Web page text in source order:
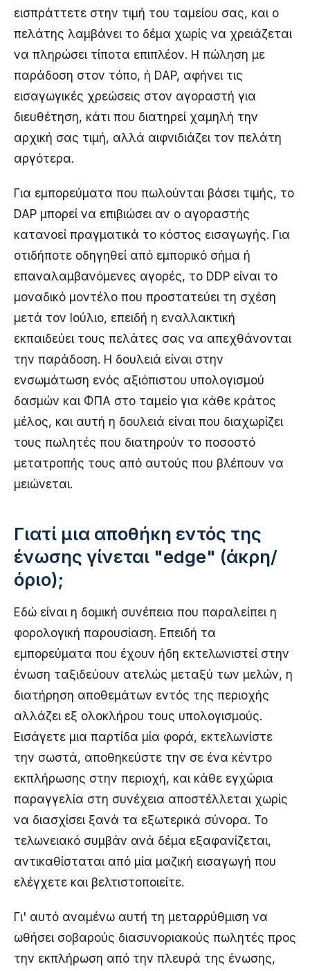
εισπράττετε στην τιμή του ταμείου σας, και ο
πελάτης λαμβάνει το δέμα χωρίς να χρειάζεται
να πληρώσει τίποτα επιπλέον. Η πώληση με
παράδοση στον τόπο, ή DAP, αφήνει τις
εισαγωγικές χρεώσεις στον αγοραστή για
διευθέτηση, κάτι που διατηρεί χαμηλή την
αρχική σας τιμή, αλλά αιφνιδιάζει τον πελάτη
αργότερα.
Για εμπορεύματα που πωλούνται βάσει τιμής, το
DAP μπορεί να επιβιώσει αν ο αγοραστής
κατανοεί πραγματικά το κόστος εισαγωγής. Για
οτιδήποτε οδηγηθεί από εμπορικό σήμα ή
επαναλαμβανόμενες αγορές, το DDP είναι το
μοναδικό μοντέλο που προστατεύει τη σχέση
μετά τον Ιούλιο, επειδή η εναλλακτική
εκπαιδεύει τους πελάτες σας να απεχθάνονται
την παράδοση. Η δουλειά είναι στην
ενσωμάτωση ενός αξιόπιστου υπολογισμού
δασμών και ΦΠΑ στο ταμείο για κάθε κράτος
μέλος, και αυτή η δουλειά είναι που διαχωρίζει
τους πωλητές που διατηρούν το ποσοστό
μετατροπής τους από αυτούς που βλέπουν να
μειώνεται.
Γιατί μια αποθήκη εντός της
ένωσης γίνεται "edge" (άκρη/
όριο);
Εδώ είναι η δομική συνέπεια που παραλείπει η
φορολογική παρουσίαση. Επειδή τα
εμπορεύματα που έχουν ήδη εκτελωνιστεί στην
ένωση ταξιδεύουν ατελώς μεταξύ των μελών, η
διατήρηση αποθεμάτων εντός της περιοχής
αλλάζει εξ ολοκλήρου τους υπολογισμούς.
Εισάγετε μια παρτίδα μία φορά, εκτελωνίστε
την σωστά, αποθηκεύστε την σε ένα κέντρο
εκπλήρωσης στην περιοχή, και κάθε εγχώρια
παραγγελία στη συνέχεια αποστέλλεται χωρίς
να διασχίσει ξανά τα εξωτερικά σύνορα. Το
τελωνειακό συμβάν ανά δέμα εξαφανίζεται,
αντικαθίσταται από μία μαζική εισαγωγή που
ελέγχετε και βελτιστοποιείτε.
Γι' αυτό αναμένω αυτή τη μεταρρύθμιση να
ωθήσει σοβαρούς διασυνοριακούς πωλητές προς
την εκπλήρωση από την πλευρά της ένωσης,